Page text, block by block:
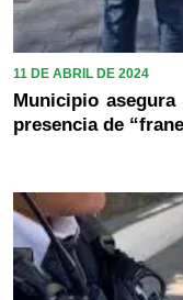
11 DE ABRIL DE 2024
Municipio
presencia de